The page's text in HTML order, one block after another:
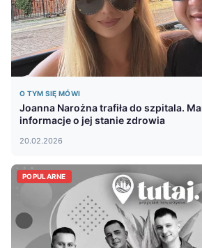
O TYM SIĘ MÓWI
Joanna Narożna trafiła do szpitala.
informacje o jej stanie zdrowia
20.02.2026
POPULARNE